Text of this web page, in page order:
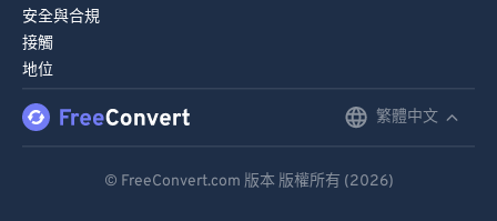
安全與合規
接觸
地位
繁體中文
© FreeConvert.com 版本 版權所有 (2026)